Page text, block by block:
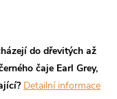
do dřevitých až
čaje Earl Grey,
Detailní informace